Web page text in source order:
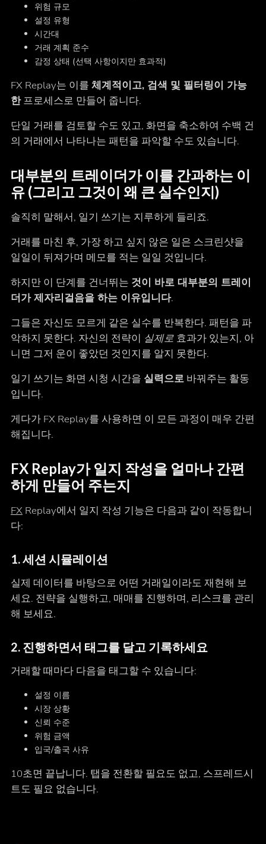
위험 규모
설정 유형
시간대
거래 계획 준수
감정 상태 (선택 사항이지만 효과적)
FX Replay는 이를 체계적이고, 검색 및 필터링이 가능
한프로세스로 만들어 줍니다.
단일 거래를 검토할 수도 있고, 화면을 축소하여 수백 건
의 거래에서 나타나는 패턴을 파악할 수도 있습니다.
대부분의 트레이더가 이를 간과하는 이
유 (그리고 그것이 왜 큰 실수인지)
솔직히 말해서, 일기 쓰기는 지루하게 들리죠.
거래를 마친 후, 가장 하고 싶지 않은 일은 스크린샷을
일일이 뒤져가며 메모를 적는 일일 것입니다.
하지만 이 단계를 건너뛰는 것이 바로 대부분의 트레이
더가 제자리걸음을 하는 이유입니다.
그들은 자신도 모르게 같은 실수를 반복한다. 패턴을 파
악하지 못한다. 자신의 전략이 실제로효과가 있는지, 아
니면 그저 운이 좋았던 것인지를 알지 못한다.
일기 쓰기는 화면 시청 시간을 실력으로바꿔주는 활동
입니다.
게다가 FX Replay를 사용하면 이 모든 과정이 매우 간편
해집니다.
FX Replay가 일지 작성을 얼마나 간편
하게 만들어 주는지
FXReplay에서 일지 작성 기능은 다음과 같이 작동합니
다:
1.세션 시뮬레이션
실제 데이터를 바탕으로 어떤 거래일이라도 재현해 보
세요. 전략을 실행하고, 매매를 진행하며, 리스크를 관리
해 보세요.
2. 진행하면서 태그를 달고 기록하세요
거래할 때마다 다음을 태그할 수 있습니다:
설정 이름
시장 상황
신뢰 수준
위험 금액
입국/출국 사유
10초면 끝납니다. 탭을 전환할 필요도 없고, 스프레드시
트도 필요 없습니다.